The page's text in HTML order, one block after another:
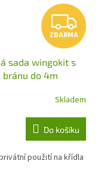
Z
D
A
R
M
A
ZDARMA
sada wingokit s
do 4m
Skladem
Do košíku
použití na křídla